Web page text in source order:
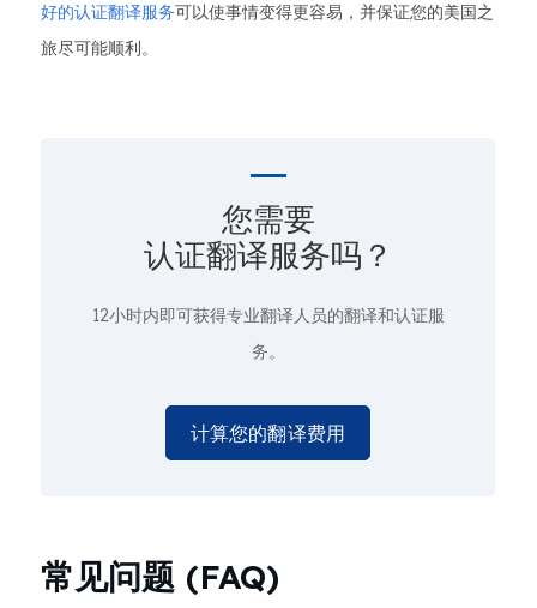
好的认证翻译服务可以使事情变得更容易，并保证您的美国之
旅尽可能顺利。
您需要
认证翻译服务吗？
12小时内即可获得专业翻译人员的翻译和认证服
务。
计算您的翻译费用
常见问题 (FAQ)